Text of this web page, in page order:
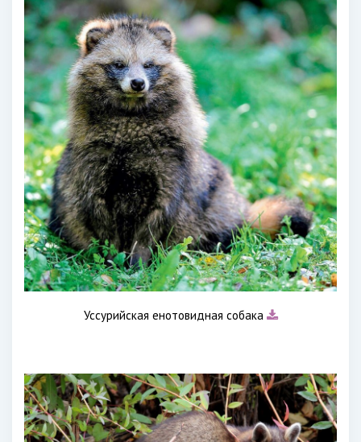
Уссурийская енотовидная собака